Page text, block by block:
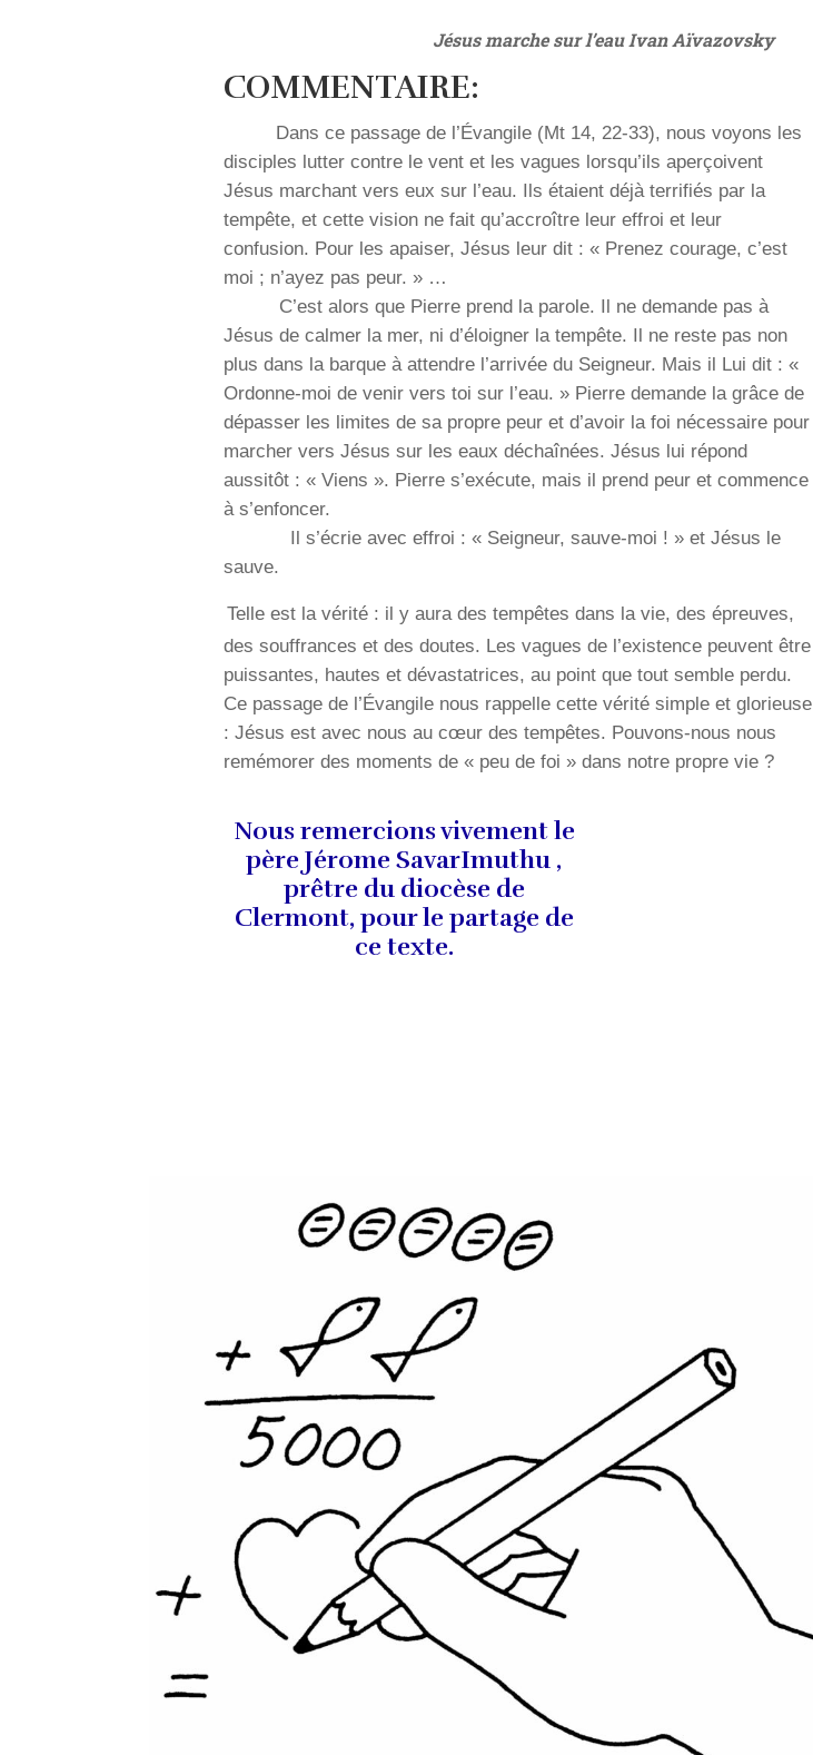
Jésus marche sur l’eau Ivan Aïvazovsky
COMMENTAIRE:
Dans ce passage de l’Évangile (Mt 14, 22-33), nous voyons les
disciples lutter contre le vent et les vagues lorsqu’ils aperçoivent
Jésus marchant vers eux sur l’eau. Ils étaient déjà terrifiés par la
tempête, et cette vision ne fait qu’accroître leur effroi et leur
confusion. Pour les apaiser, Jésus leur dit : « Prenez courage, c’est
moi ; n’ayez pas peur. » …
C’est alors que Pierre prend la parole. Il ne demande pas à
Jésus de calmer la mer, ni d’éloigner la tempête. Il ne reste pas non
plus dans la barque à attendre l’arrivée du Seigneur. Mais il Lui dit : «
Ordonne-moi de venir vers toi sur l’eau. » Pierre demande la grâce de
dépasser les limites de sa propre peur et d’avoir la foi nécessaire pour
marcher vers Jésus sur les eaux déchaînées. Jésus lui répond
aussitôt : « Viens ». Pierre s’exécute, mais il prend peur et commence
à s’enfoncer.
Il s’écrie avec effroi : « Seigneur, sauve-moi ! » et Jésus le
sauve.
Telle est la vérité : il y aura des tempêtes dans la vie, des épreuves,
des souffrances et des doutes. Les vagues de l’existence peuvent être
puissantes, hautes et dévastatrices, au point que tout semble perdu.
Ce passage de l’Évangile nous rappelle cette vérité simple et glorieuse
: Jésus est avec nous au cœur des tempêtes. Pouvons-nous nous
remémorer des moments de « peu de foi » dans notre propre vie ?
Nous remercions vivement le
père Jérome SavarImuthu ,
prêtre du diocèse de
Clermont, pour le partage de
ce texte.